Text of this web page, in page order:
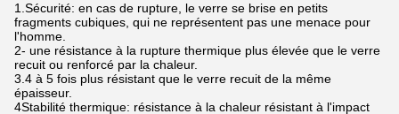
1.Sécurité: en cas de rupture, le verre se brise en petits
fragments cubiques, qui ne représentent pas une menace pour
l'homme.
2- une résistance à la rupture thermique plus élevée que le verre
recuit ou renforcé par la chaleur.
3.4 à 5 fois plus résistant que le verre recuit de la même
épaisseur.
4Stabilité thermique: résistance à la chaleur résistant à l'impact